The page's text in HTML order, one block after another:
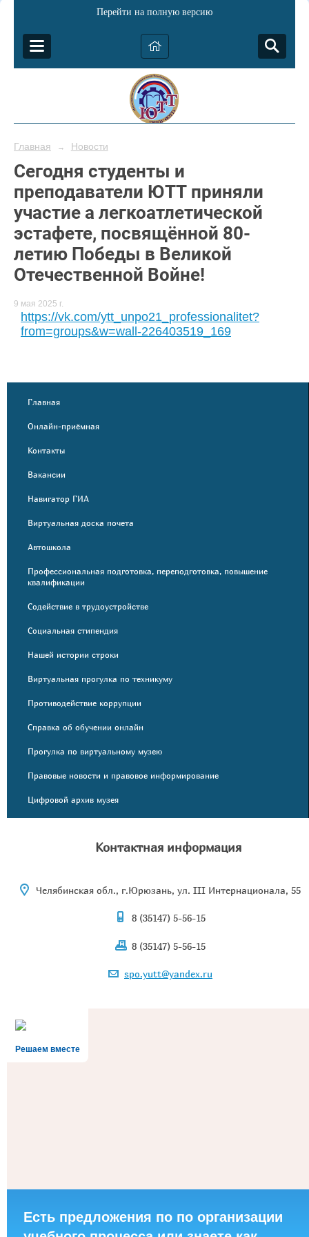
Перейти на полную версию
Главная → Новости
Сегодня студенты и
преподаватели ЮТТ приняли
участие а легкоатлетической
эстафете, посвящённой 80-
летию Победы в Великой
Отечественной Войне!
9 мая 2025 г.
https://vk.com/ytt_unpo21_professionalitet?
from=groups&w=wall-226403519_169
Главная
Онлайн-приёмная
Контакты
Вакансии
Навигатор ГИА
Виртуальная доска почета
Автошкола
Профессиональная подготовка, переподготовка, повышение
квалификации
Содействие в трудоустройстве
Социальная стипендия
Нашей истории строки
Виртуальная прогулка по техникуму
Противодействие коррупции
Справка об обучении онлайн
Прогулка по виртуальному музею
Правовые новости и правовое информирование
Цифровой архив музея
Контактная информация
Челябинская обл., г.Юрюзань, ул. III Интернационала, 55
8 (35147) 5-56-15
8 (35147) 5-56-15
spo.yutt@yandex.ru
Решаем вместе
Есть предложения по по организации